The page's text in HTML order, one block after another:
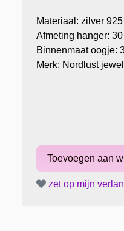
Materiaal: zilver 925
Afmeting hanger:
Binnenmaat oogje:
Merk: Nordlust
zet op mijn